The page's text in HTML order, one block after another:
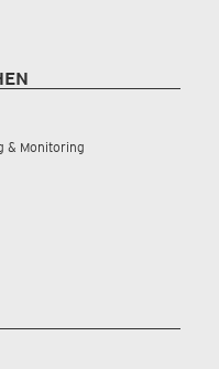
& Monitoring